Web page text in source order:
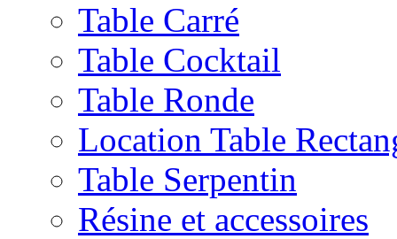
Table Carré
Table Cocktail
Table Ronde
Location Table
Table Serpentin
Résine et accessoires